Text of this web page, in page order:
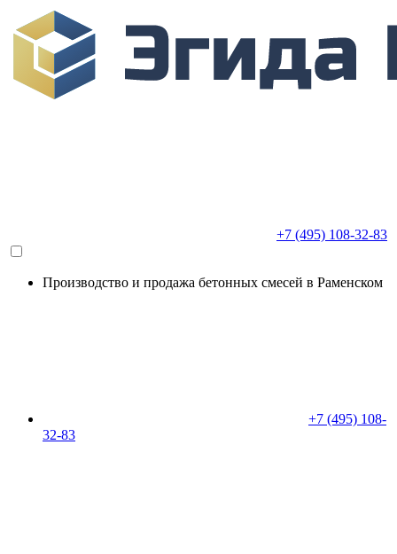
+7 (495) 108-32-83
Производство и продажа бетонных смесей в Раменском
+7 (495) 108-
32-83